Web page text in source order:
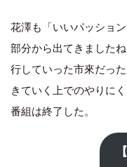
花澤も「いいパッショ
部分から出てきました
行していった市來だっ
きていく上でのやりに
番組は終了した。